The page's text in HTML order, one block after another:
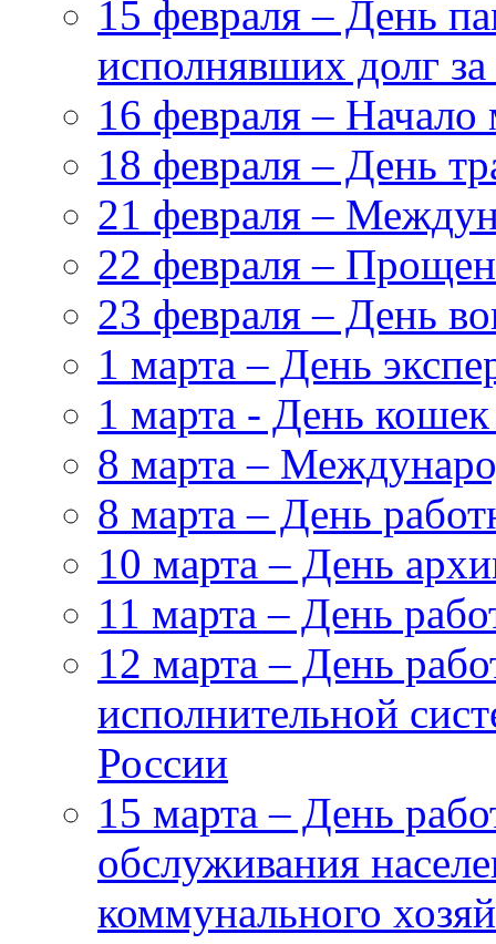
15 февраля – День
исполнявших долг
16 февраля –
18 февраля – День
21 февраля –
22 февраля –
23 февраля – День
1 марта – День
1 марта - День
8 марта –
8 марта – День
10 марта – День
11 марта – День
12 марта – День
исполнительной
России
15 марта – День
обслуживания
коммунального